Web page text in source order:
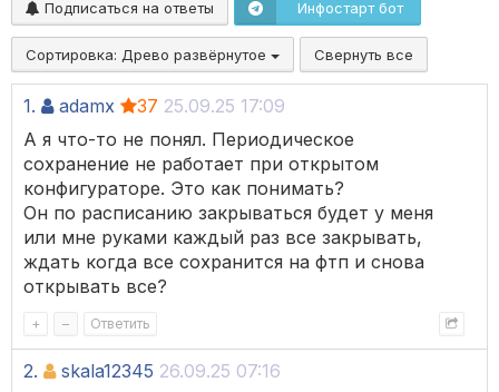
Подписаться на ответы Инфостарт бот
Сортировка: Древо развёрнутое Свернуть все
1. adamx 37 25.09.25 17:09
А я что-то не понял. Периодическое
сохранение не работает при открытом
конфигураторе. Это как понимать?
Он по расписанию закрываться будет у меня
или мне руками каждый раз все закрывать,
ждать когда все сохранится на фтп и снова
открывать все?
+ – Ответить
2. skala12345 26.09.25 07:16